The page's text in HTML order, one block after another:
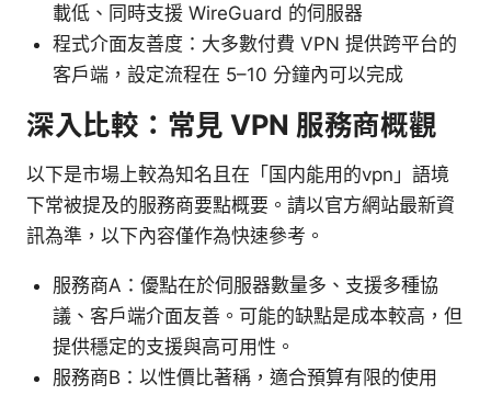
載低、同時支援 WireGuard 的伺服器
程式介面友善度：大多數付費 VPN 提供跨平台的
客戶端，設定流程在 5–10 分鐘內可以完成
深入比較：常見 VPN 服務商概觀
以下是市場上較為知名且在「国内能用的vpn」語境
下常被提及的服務商要點概要。請以官方網站最新資
訊為準，以下內容僅作為快速參考。
服務商A：優點在於伺服器數量多、支援多種協
議、客戶端介面友善。可能的缺點是成本較高，但
提供穩定的支援與高可用性。
服務商B：以性價比著稱，適合預算有限的使用